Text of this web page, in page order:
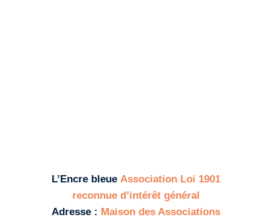
L’Encre bleue Association Loi 1901
reconnue d’intérêt général
Adresse : Maison des Associations